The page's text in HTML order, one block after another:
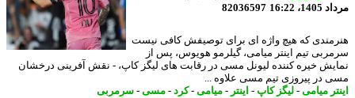
16:22
82036597
که هیچ واژه ای برای توصیفش کافی نیست
تیم اینتر میامی، گیلرمو هویوس، پس از
خیره کننده لیونل مسی در رقابت های لیگز کاپ، - نقش آفرینی درخشان
در پیروزی تیم مسی علاوه ...
میامی-لیگز کاپ -اینتر -میامی-کرد-مسی-سرمربی